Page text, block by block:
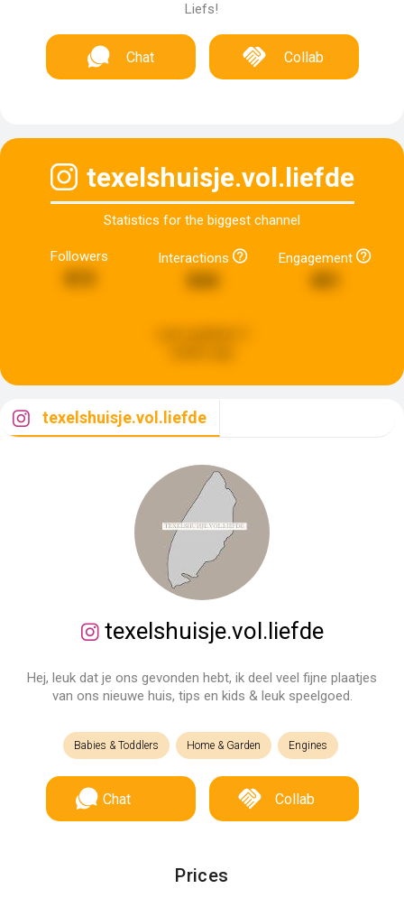
Liefs!
Chat Collab
texelshuisje.vol.liefde
Statistics for the biggest channel
Followers Interactions
844
Engagement
texelshuisje.vol.liefde
texelshuisje.vol.liefde
Hej, leuk dat je ons gevonden hebt, ik deel veel fijne plaatjes
van ons nieuwe huis, tips en kids & leuk speelgoed.
Babies & Toddlers Home & Garden Engines
Chat Collab
Prices